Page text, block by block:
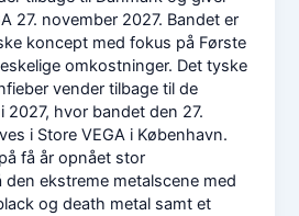
27. november 2027. Bandet er
koncept med fokus på Første
omkostninger. Det tyske
vender tilbage til de
hvor bandet den 27.
i Store VEGA i København.
få år opnået stor
ekstreme metalscene med
og death metal samt et